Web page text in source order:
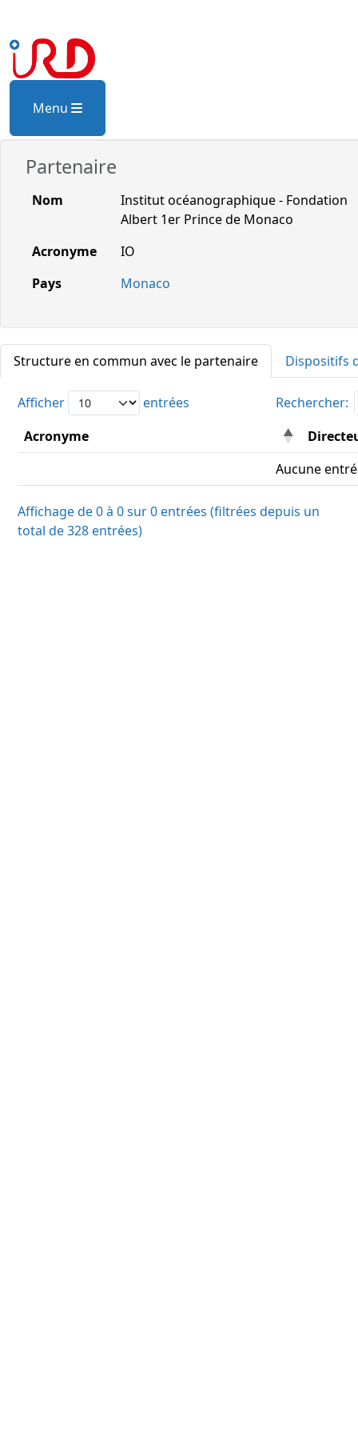
Menu
Partenaire
Nom
Institut océanographique - Fondation
Albert 1er Prince de Monaco
Acronyme
IO
Pays
Monaco
Structure en commun avec le partenaire Dispositifs
Afficher entrées
Rechercher:
Acronyme
Aucune
Affichage de 0 à 0 sur 0 entrées (filtrées depuis un
total de 328 entrées)